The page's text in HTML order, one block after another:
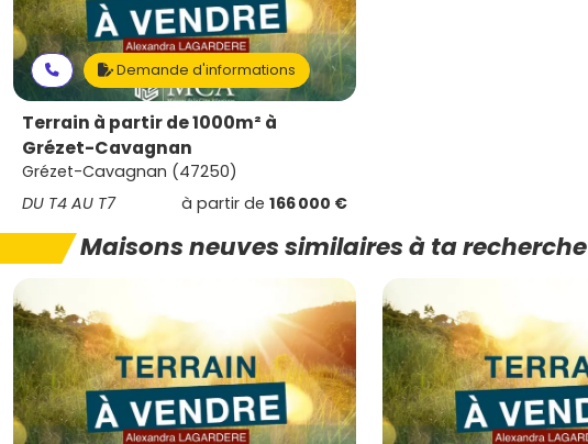
Demande d'informations
Terrain à partir de 1000m² à
Grézet-Cavagnan
Grézet-Cavagnan (47250)
DU T4 AU T7
à partir de 166 000 €
Maisons neuves similaires à ta recherche